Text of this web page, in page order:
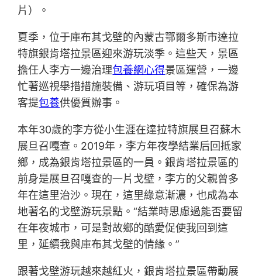
片）。
夏季，位于庫布其戈壁的內蒙古鄂爾多斯市達拉
特旗銀肯塔拉景區迎來游玩淡季。這些天，景區
擔任人李方一邊治理包養網心得景區運營，一邊
忙著巡視舉措措施裝備、游玩項目等，確保為游
客提包養供優質辦事。
本年30歲的李方從小生涯在達拉特旗展旦召蘇木
展旦召嘎查。2019年，李方年夜學結業后回抵家
鄉，成為銀肯塔拉景區的一員。銀肯塔拉景區的
前身是展旦召嘎查的一片戈壁，李方的父親曾多
年在這里治沙。現在，這里綠意漸濃，也成為本
地著名的戈壁游玩景點。“結業時思慮過能否要留
在年夜城市，可是對故鄉的酷愛促使我回到這
里，延續我與庫布其戈壁的情緣。”
跟著戈壁游玩越來越紅火，銀肯塔拉景區帶動展